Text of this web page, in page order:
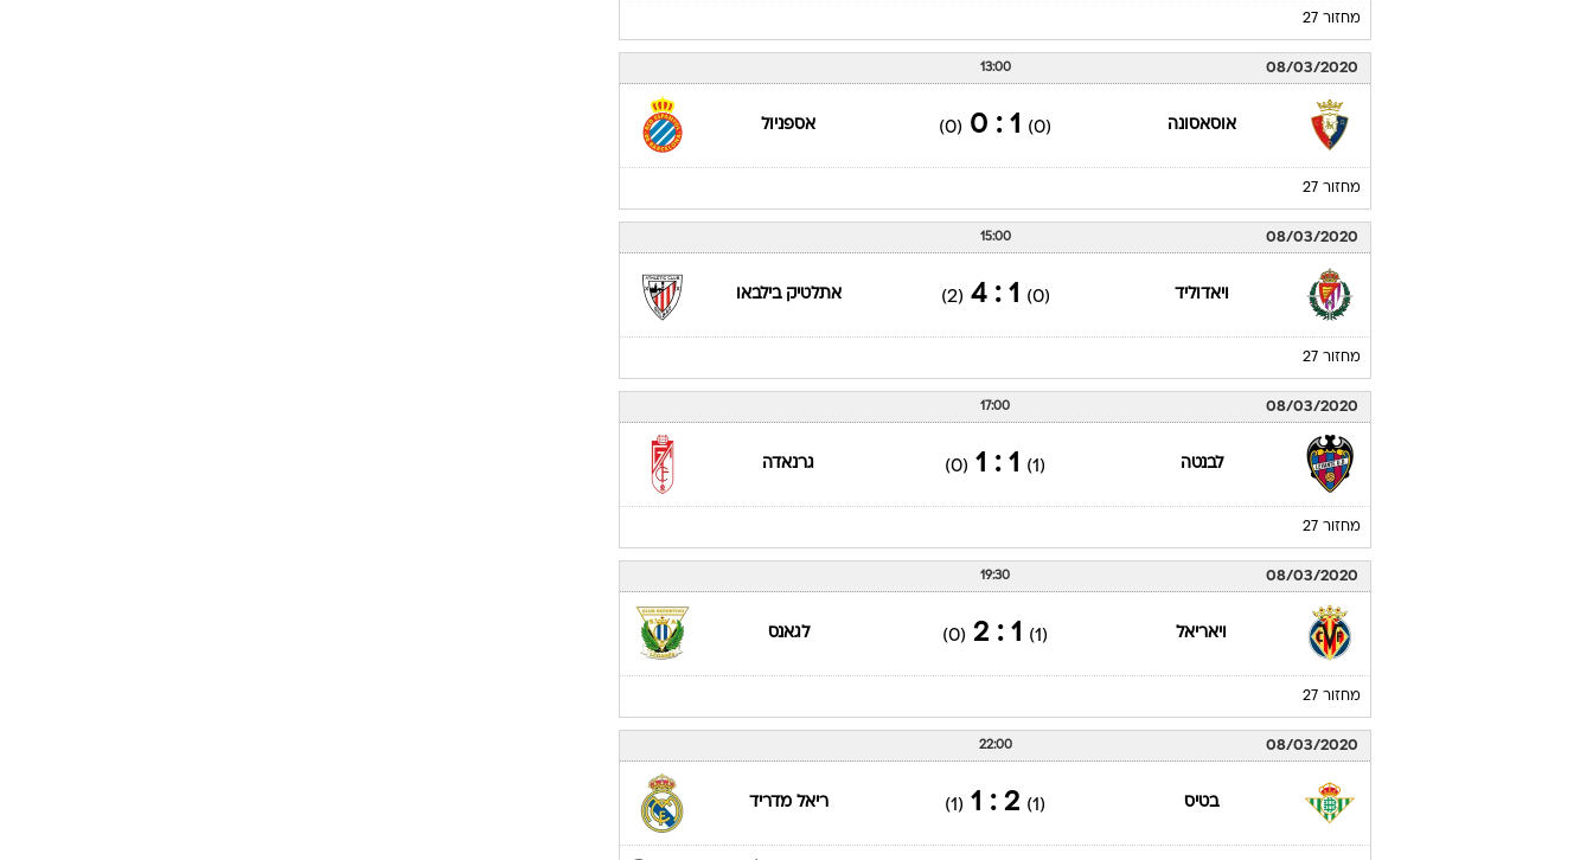
מחזור 27
08/03/2020
13:00
אוסאסונה (0)
1 : 0
(0) אספניול
מחזור 27
08/03/2020
15:00
ויאדוליד (0)
1 : 4
(2) אתלטיק בילבאו
מחזור 27
08/03/2020
17:00
לבנטה (1)
1 : 1
(0) גרנאדה
מחזור 27
08/03/2020
19:30
ויאריאל (1)
1 : 2
(0) לגאנס
מחזור 27
08/03/2020
22:00
בטיס (1)
2 : 1
(1) ריאל מדריד